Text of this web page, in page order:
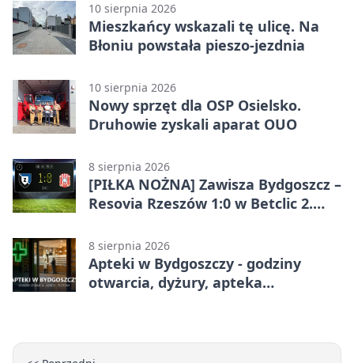
10 sierpnia 2026
Mieszkańcy wskazali tę ulicę. Na
Błoniu powstała pieszo-jezdnia
10 sierpnia 2026
Nowy sprzęt dla OSP Osielsko.
Druhowie zyskali aparat OUO
8 sierpnia 2026
[PIŁKA NOŻNA] Zawisza Bydgoszcz –
Resovia Rzeszów 1:0 w Betclic 2.
8 sierpnia 2026
Apteki w Bydgoszczy - godziny
otwarcia, dyżury, apteka